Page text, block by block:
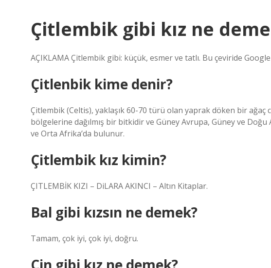
Çitlembik gibi kız ne
AÇIKLAMA Çitlembik gibi: küçük, esmer ve tatlı. Bu çeviride
Çitlenbik kime denir?
Çitlembik (Celtis), yaklaşık 60-70 türü olan yaprak döken bir ağaç
bölgelerine dağılmış bir bitkidir ve Güney Avrupa, Güney ve
ve Orta Afrika’da bulunur.
Çitlembik kız kimin?
ÇITLEMBİK KIZI – DiLARA AKINCI – Altın Kitaplar.
Bal gibi kızsın ne demek?
Tamam, çok iyi, çok iyi, doğru.